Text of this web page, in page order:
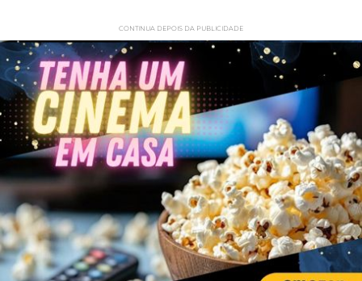
CONTINUA DEPOIS DA PUBLICIDADE